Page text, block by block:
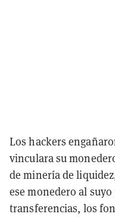
Los hackers
vinculara su
de minería de
ese monedero al
transferencias, los